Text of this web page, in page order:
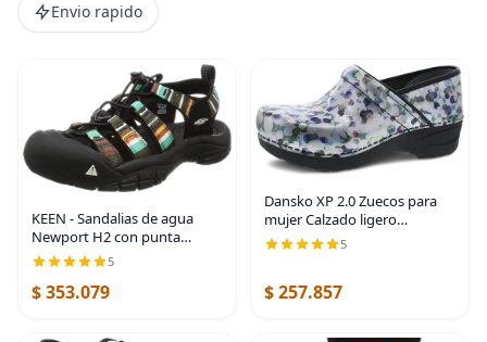
Envio rapido
KEEN - Sandalias de agua
Newport H2 con punta
cerrada para mujer
5
$ 353.079
Dansko XP 2.0 Zuecos para
mujer Calzado ligero
antideslizante para mayor
comodidad y apoyo Ideal
data Servicio de
5
$ 257.857